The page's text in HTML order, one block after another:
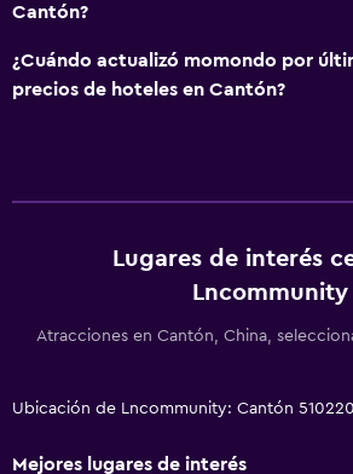
Cantón?
¿Cuándo actualizó momondo por
precios de hoteles en Cantón?
Lugares de interés
Lncommunity
Atracciones en Cantón, China,
Ubicación de Lncommunity: Cantón 510220
Mejores lugares de interés